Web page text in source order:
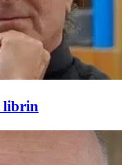
librin